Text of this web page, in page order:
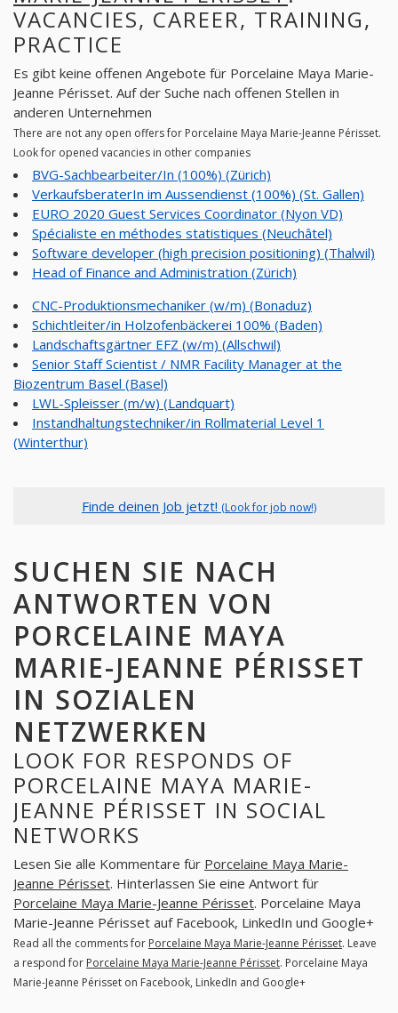
VACANCIES, CAREER, TRAINING,
PRACTICE
Es gibt keine offenen Angebote für Porcelaine Maya Marie-
Jeanne Périsset. Auf der Suche nach offenen Stellen in
anderen Unternehmen
There are not any open offers for Porcelaine Maya Marie-Jeanne Périsset.
Look for opened vacancies in other companies
BVG-Sachbearbeiter/In (100%) (Zürich)
VerkaufsberaterIn im Aussendienst (100%) (St. Gallen)
EURO 2020 Guest Services Coordinator (Nyon VD)
Spécialiste en méthodes statistiques (Neuchâtel)
Software developer (high precision positioning) (Thalwil)
Head of Finance and Administration (Zürich)
CNC-Produktionsmechaniker (w/m) (Bonaduz)
Schichtleiter/in Holzofenbäckerei 100% (Baden)
Landschaftsgärtner EFZ (w/m) (Allschwil)
Senior Staff Scientist / NMR Facility Manager at the
Biozentrum Basel (Basel)
LWL-Spleisser (m/w) (Landquart)
Instandhaltungstechniker/in Rollmaterial Level 1
(Winterthur)
Finde deinen Job jetzt! (Look for job now!)
SUCHEN SIE NACH
ANTWORTEN VON
PORCELAINE MAYA
MARIE-JEANNE PÉRISSET
IN SOZIALEN
NETZWERKEN
LOOK FOR RESPONDS OF
PORCELAINE MAYA MARIE-
JEANNE PÉRISSET IN SOCIAL
NETWORKS
Lesen Sie alle Kommentare für Porcelaine Maya Marie-
Jeanne Périsset. Hinterlassen Sie eine Antwort für
Porcelaine Maya Marie-Jeanne Périsset. Porcelaine Maya
Marie-Jeanne Périsset auf Facebook, LinkedIn und Google+
Read all the comments for Porcelaine Maya Marie-Jeanne Périsset. Leave
a respond for Porcelaine Maya Marie-Jeanne Périsset. Porcelaine Maya
Marie-Jeanne Périsset on Facebook, LinkedIn and Google+